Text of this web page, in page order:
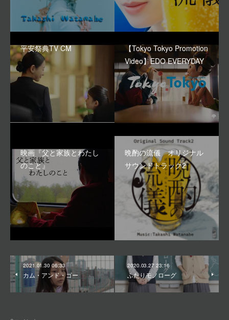
平安祭典TV CM
【Tokyo Tokyo Promotion
Video】EDO EVERYDAY
映画『父と家族とわたし
のこと』
晩酌の流儀 オリジナル
サウンドトラック2
2021.01.30 06:33
カム・アンド・ゴー
2020.03.27 23:16
ふたりモノローグ